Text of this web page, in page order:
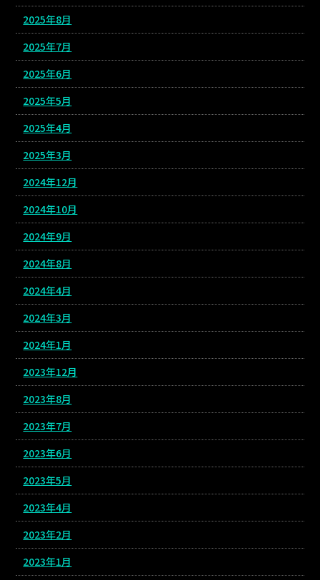
2025年8月
2025年7月
2025年6月
2025年5月
2025年4月
2025年3月
2024年12月
2024年10月
2024年9月
2024年8月
2024年4月
2024年3月
2024年1月
2023年12月
2023年8月
2023年7月
2023年6月
2023年5月
2023年4月
2023年2月
2023年1月